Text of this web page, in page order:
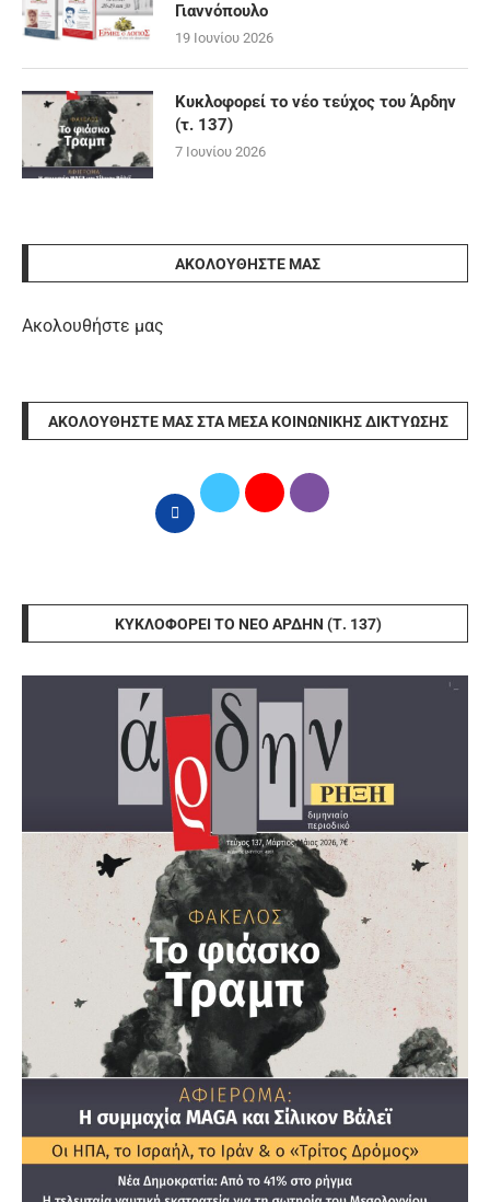
Γιαννόπουλο
19 Ιουνίου 2026
Κυκλοφορεί το νέο τεύχος του Άρδην
(τ. 137)
7 Ιουνίου 2026
ΑΚΟΛΟΥΘΉΣΤΕ ΜΑΣ
Ακολουθήστε μας
ΑΚΟΛΟΥΘΉΣΤΕ ΜΑΣ ΣΤΑ ΜΈΣΑ ΚΟΙΝΩΝΙΚΉΣ ΔΙΚΤΎΩΣΗΣ
ΚΥΚΛΟΦΟΡΕΊ ΤΟ ΝΈΟ ΆΡΔΗΝ (Τ. 137)